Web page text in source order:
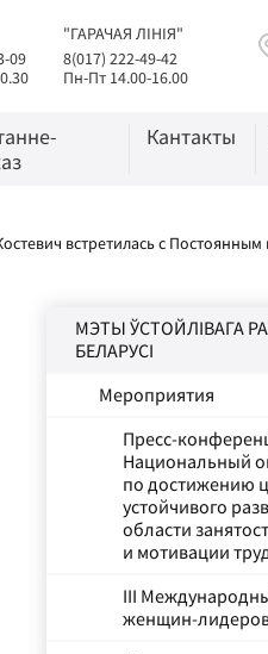
09
"ГАРАЧАЯ ЛІНІЯ"
8(017) 222-49-42
Пн-Пт 14.00-16.00
Кантакты
встретилась с
МЭТЫ ЎСТОЙЛІВАГА
БЕЛАРУСІ
Мероприятия
Пресс-
Национальный
по достижению
устойчивого
области
и мотивации
III
женщин-